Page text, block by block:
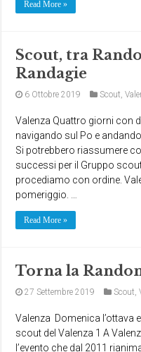
Read More »
Scout, tra
Randagie
6 Ottobre 2019 Scout,
Valenza Quattro giorni con
navigando sul Po e
Si potrebbero riassumere
successi per il Gruppo
procediamo con ordine.
pomeriggio. …
Read More »
Torna la
27 Settembre 2019 Scout,
Valenza Domenica l’ottava
scout del Valenza 1 A
l’evento che dal 2011